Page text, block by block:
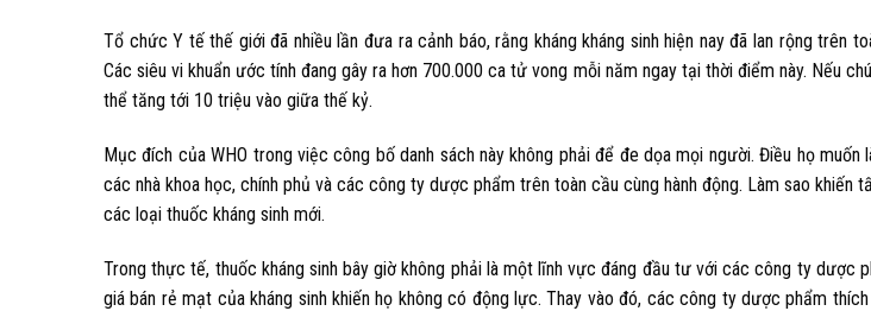
Tổ chức Y tế thế giới đã nhiều lần đưa ra cảnh báo, rằng kháng kháng sinh hiện nay đã lan rộng trên
Các siêu vi khuẩn ước tính đang gây ra hơn 700.000 ca tử vong mỗi năm ngay tại thời điểm này. Nếu
thể tăng tới 10 triệu vào giữa thế kỷ.
Mục đích của WHO trong việc công bố danh sách này không phải để đe dọa mọi người. Điều họ
các nhà khoa học, chính phủ và các công ty dược phẩm trên toàn cầu cùng hành động. Làm sao khiến
các loại thuốc kháng sinh mới.
Trong thực tế, thuốc kháng sinh bây giờ không phải là một lĩnh vực đáng đầu tư với các công ty dược
giá bán rẻ mạt của kháng sinh khiến họ không có động lực. Thay vào đó, các công ty dược phẩm